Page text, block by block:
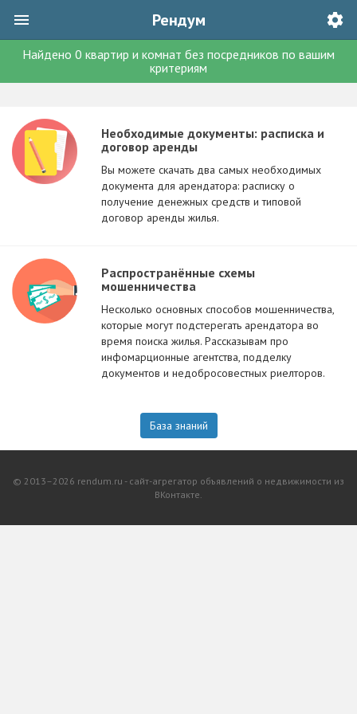
Рендум
Найдено 0 квартир и комнат без посредников по вашим
критериям
Необходимые документы: расписка и
договор аренды
Вы можете скачать два самых необходимых
документа для арендатора: расписку о
получение денежных средств и типовой
договор аренды жилья.
Распространённые схемы
мошенничества
Несколько основных способов мошенничества,
которые могут подстерегать арендатора во
время поиска жилья. Рассказывам про
инфомарционные агентства, подделку
документов и недобросовестных риелторов.
База знаний
© 2013–2026 rendum.ru - сайт-агрегатор объявлений о недвижимости из
ВКонтакте.